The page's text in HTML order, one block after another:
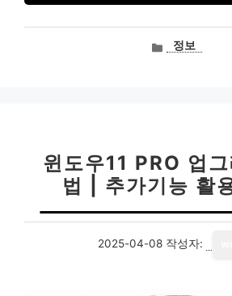
카정보
윈도우11 PRO 업
법 | 추가기능 활
2025-04-08 작성자: